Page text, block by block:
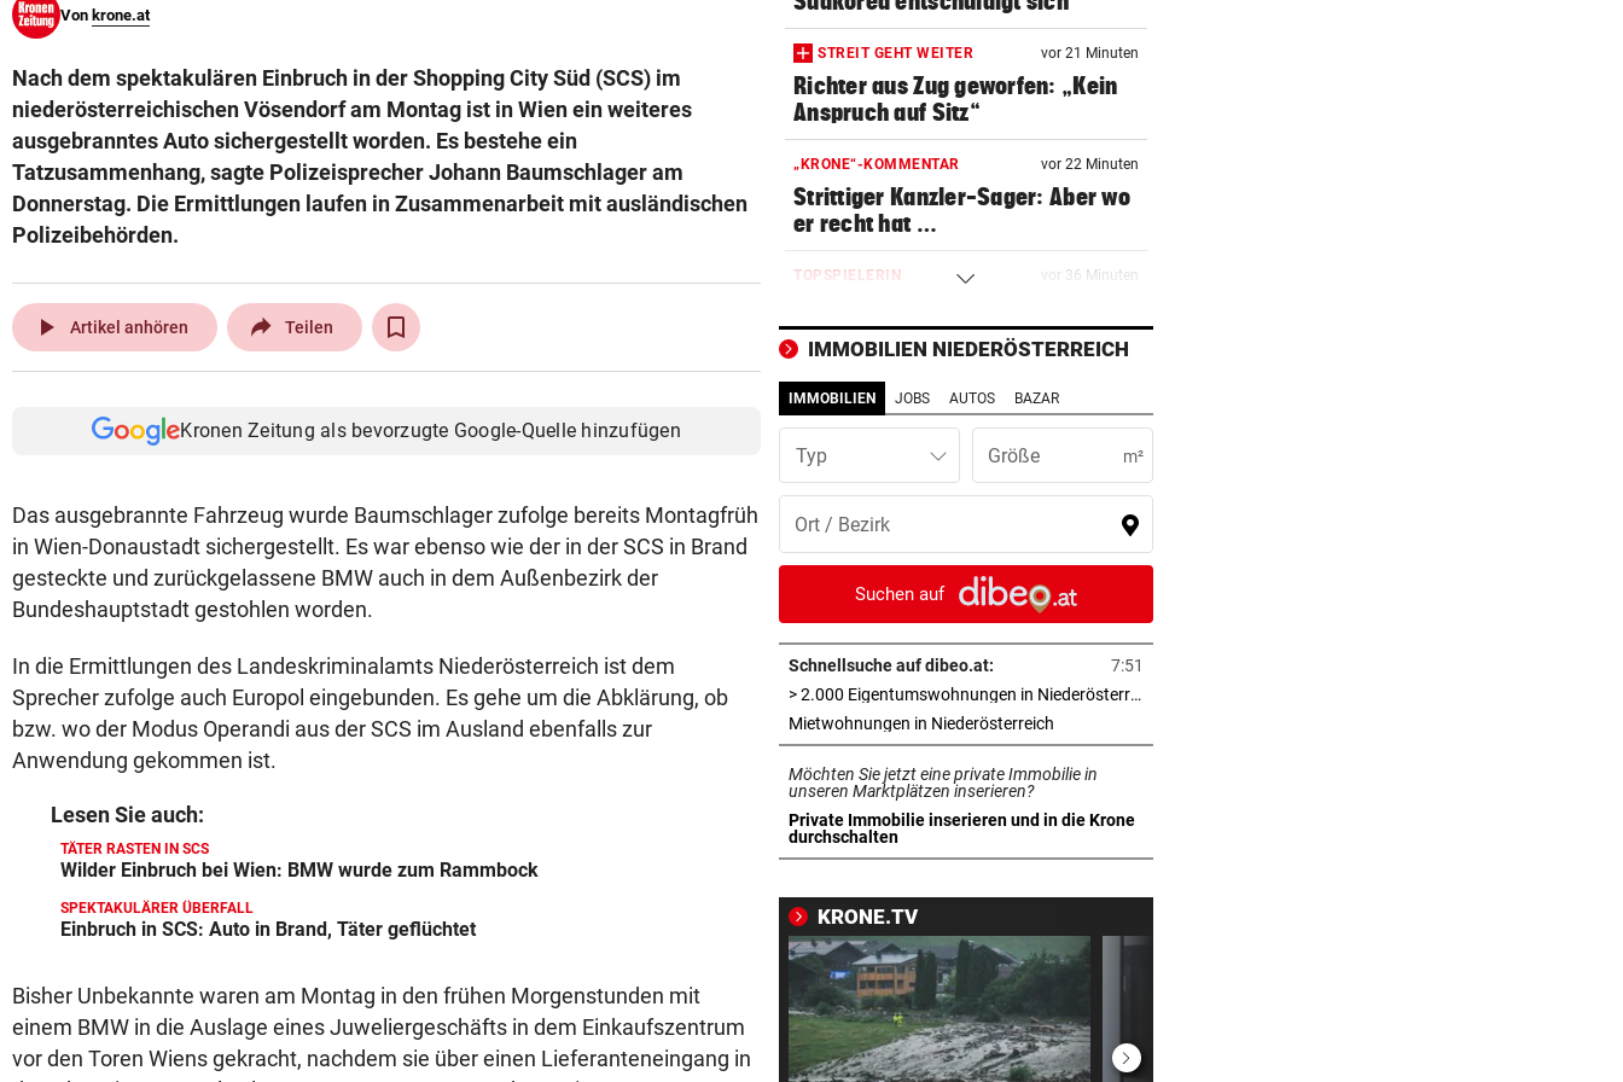
© Krone Multimedia GmbH & Co KG 2026
Von krone.at
Nach dem spektakulären Einbruch in der Shopping City Süd (SCS) im
niederösterreichischen Vösendorf am Montag ist in Wien ein weiteres
ausgebranntes Auto sichergestellt worden. Es bestehe ein
Tatzusammenhang, sagte Polizeisprecher Johann Baumschlager am
Donnerstag. Die Ermittlungen laufen in Zusammenarbeit mit ausländischen
Polizeibehörden.
play_arrow Artikel anhören Teilen
Kronen Zeitung als bevorzugte Google-Quelle hinzufügen
Das ausgebrannte Fahrzeug wurde Baumschlager zufolge bereits Montagfrüh
in Wien-Donaustadt sichergestellt. Es war ebenso wie der in der SCS in Brand
gesteckte und zurückgelassene BMW auch in dem Außenbezirk der
Bundeshauptstadt gestohlen worden.
In die Ermittlungen des Landeskriminalamts Niederösterreich ist dem
Sprecher zufolge auch Europol eingebunden. Es gehe um die Abklärung, ob
bzw. wo der Modus Operandi aus der SCS im Ausland ebenfalls zur
Anwendung gekommen ist.
Lesen Sie auch:
TÄTER RASTEN IN SCS
Wilder Einbruch bei Wien: BMW wurde zum Rammbock
SPEKTAKULÄRER ÜBERFALL
Einbruch in SCS: Auto in Brand, Täter geflüchtet
Bisher Unbekannte waren am Montag in den frühen Morgenstunden mit
einem BMW in die Auslage eines Juweliergeschäfts in dem Einkaufszentrum
vor den Toren Wiens gekracht, nachdem sie über einen Lieferanteneingang in
STREIT GEHT WEITER vor 21 Minuten
Richter aus Zug geworfen: „Kein
Anspruch auf Sitz“
„KRONE“-KOMMENTAR vor 22 Minuten
Strittiger Kanzler-Sager: Aber wo
er recht hat …
TOPSPIELERIN vor 36 Minuten
Wahl“
WM-TEAMCHEF STINKSAUER
„Ratte“: Hat Cannavaro einen
Verräter im Team?
ARBEIT UND URLAUB vor einer Stunde
Steirische Ärztin tauschte LKH
gegen „Traumschiff“
PEDALE VERWECHSELT vor einer Stunde
Tiroler Seniorin (76) „versenkte“
Auto in Baugrube
TRAINER ZARIC DEUTLICH vor einer Stunde
Trotz 3:1 gegen WSG bleibt
Altachern ein Problem
FÄHIGKEITEN BEDENKLICH vor einer Stunde
Sorge um Sicherheit: OpenAI
WARTEN AUF DEN SIEG? vor 2 Stunden
GAK-Heimstart: „Qualität ist eine
ganz andere!“
500 STATT FÜNF EURO vor 2 Stunden
IMMOBILIEN NIEDERÖSTERREICH
IMMOBILIEN JOBS AUTOS BAZAR
Typ m²
Suchen auf
Schnellsuche auf dibeo.at:
7:51
> 2.000 Eigentumswohnungen in Niederösterreich
Mietwohnungen in Niederösterreich
Möchten Sie jetzt eine private Immobilie in
unseren Marktplätzen inserieren?
Private Immobilie inserieren und in die Krone
durchschalten
in neuem Tab öffnen
KRONE.TV